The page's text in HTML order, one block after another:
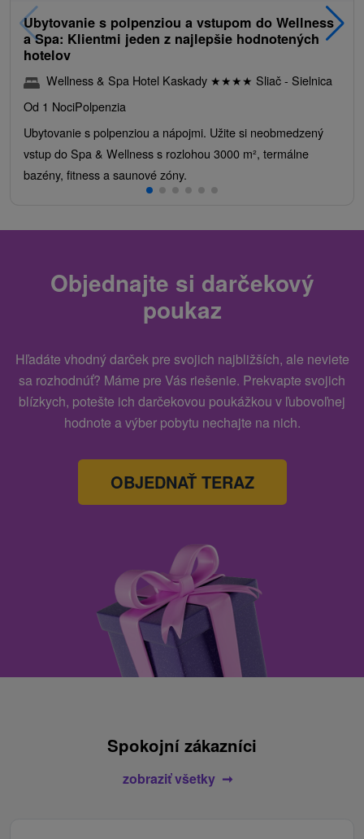
Ubytovanie s polpenziou a vstupom do Wellness
a Spa: Klientmi jeden z najlepšie hodnotených
hotelov
Wellness & Spa Hotel Kaskady ★★★★ Sliač - Sielnica
Od 1 NociPolpenzia
Ubytovanie s polpenziou a nápojmi. Užite si neobmedzený
vstup do Spa & Wellness s rozlohou 3000 m², termálne
bazény, fitness a saunové zóny.
Objednajte si darčekový
poukaz
Hľadáte vhodný darček pre svojich najbližších, ale neviete
sa rozhodnúť? Máme pre Vás riešenie. Prekvapte svojich
blízkych, potešte ich darčekovou poukážkou v ľubovoľnej
hodnote a výber pobytu nechajte na nich.
OBJEDNAŤ TERAZ
Spokojní zákazníci
zobraziť všetky